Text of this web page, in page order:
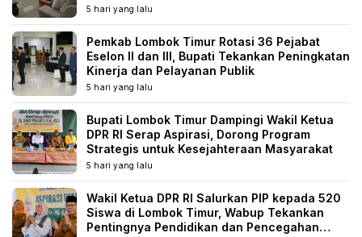
5 hari yang lalu
Pemkab Lombok Timur Rotasi 36 Pejabat
Eselon II dan III, Bupati Tekankan Peningkatan
Kinerja dan Pelayanan Publik
5 hari yang lalu
Bupati Lombok Timur Dampingi Wakil Ketua
DPR RI Serap Aspirasi, Dorong Program
Strategis untuk Kesejahteraan Masyarakat
5 hari yang lalu
Wakil Ketua DPR RI Salurkan PIP kepada 520
Siswa di Lombok Timur, Wabup Tekankan
Pentingnya Pendidikan dan Pencegahan